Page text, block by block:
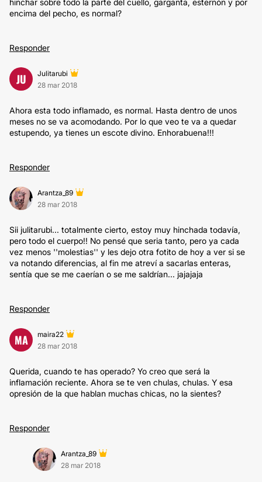
hinchar sobre todo la parte del cuello, garganta, esternón y por
encima del pecho, es normal?
Responder
JU
Julitarubi
28 mar 2018
Ahora esta todo inflamado, es normal. Hasta dentro de unos
meses no se va acomodando. Por lo que veo te va a quedar
estupendo, ya tienes un escote divino. Enhorabuena!!!
Responder
Arantza_89
28 mar 2018
Sii julitarubi... totalmente cierto, estoy muy hinchada todavía,
pero todo el cuerpo!! No pensé que seria tanto, pero ya cada
vez menos ''molestias'' y les dejo otra fotito de hoy a ver si se
va notando diferencias, al fin me atreví a sacarlas enteras,
sentía que se me caerían o se me saldrían... jajajaja
Responder
MA
maira22
28 mar 2018
Querida, cuando te has operado? Yo creo que será la
inflamación reciente. Ahora se te ven chulas, chulas. Y esa
opresión de la que hablan muchas chicas, no la sientes?
Responder
Arantza_89
28 mar 2018